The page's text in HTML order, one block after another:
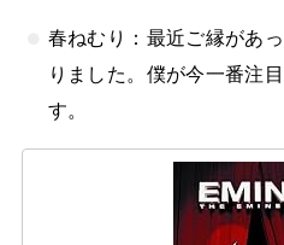
春ねむり：最近ご縁があ
りました。僕が今一番注
す。